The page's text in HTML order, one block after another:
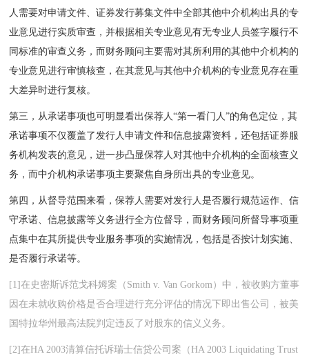
人需要对申请文件、证券发行募集文件中全部其他中介机构出具的专
业意见进行实质审查，并根据相关专业意见有无专业人员签字履行不
同标准的审查义务，而财务顾问主要需对其所利用的其他中介机构的
专业意见进行审慎核查，在其意见与其他中介机构的专业意见存在重
大差异时进行复核。
第三，从承诺事项也可明显看出保荐人“第一看门人”的角色定位，其
承诺事项不仅覆盖了发行人申请文件和信息披露资料，还包括证券服
务机构发表的意见，进一步凸显保荐人对其他中介机构的全面核查义
务，而中介机构承诺事项主要聚焦自身所出具的专业意见。
第四，从督导范围来看，保荐人需要对发行人是否履行规范运作、信
守承诺、信息披露等义务进行全方位督导，而财务顾问所督导事项重
点集中在其所提供专业服务事项的实施情况，包括是否按计划实施、
是否履行承诺等。
[1]在史密斯诉范戈科姆案（Smith v. Van Gorkom）中，被收购方董事
因在未就收购价格是否合理进行充分评估的情况下即出售公司，被美
国特拉华州最高法院判定违反了对股东的信义义务。
[2]在HA 2003清算信托诉瑞士信贷公司案（HA 2003 Liquidating Trust